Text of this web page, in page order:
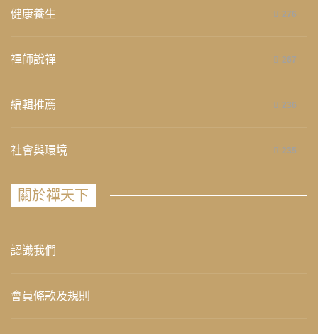
健康養生 276
禪師說禪 267
編輯推薦 236
社會與環境 235
關於禪天下
認識我們
會員條款及規則